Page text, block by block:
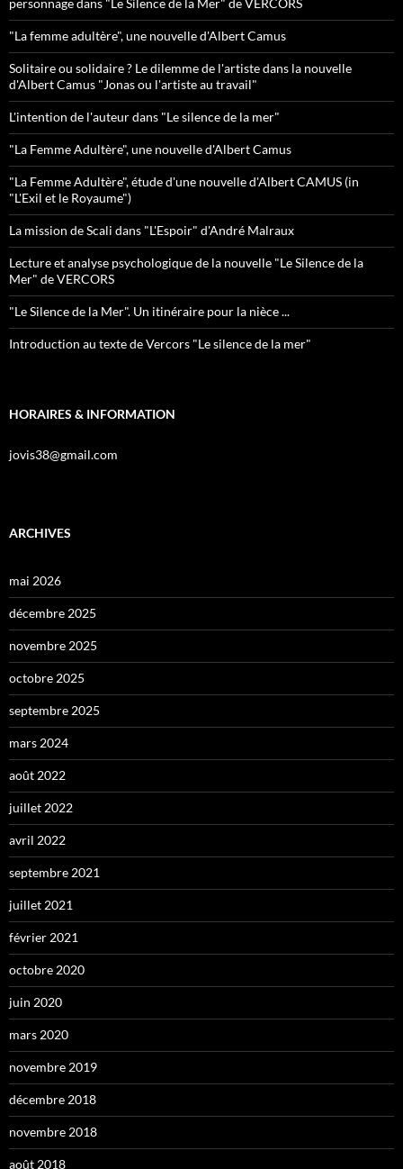
personnage dans "Le Silence de la Mer" de VERCORS
"La femme adultère", une nouvelle d'Albert Camus
Solitaire ou solidaire ? Le dilemme de l'artiste dans la nouvelle
d'Albert Camus "Jonas ou l'artiste au travail"
L'intention de l'auteur dans "Le silence de la mer"
"La Femme Adultère", une nouvelle d'Albert Camus
"La Femme Adultère", étude d'une nouvelle d'Albert CAMUS (in
"L'Exil et le Royaume")
La mission de Scali dans "L'Espoir" d'André Malraux
Lecture et analyse psychologique de la nouvelle "Le Silence de la
Mer" de VERCORS
"Le Silence de la Mer". Un itinéraire pour la nièce ...
Introduction au texte de Vercors "Le silence de la mer"
HORAIRES & INFORMATION
jovis38@gmail.com
ARCHIVES
mai 2026
décembre 2025
novembre 2025
octobre 2025
septembre 2025
mars 2024
août 2022
juillet 2022
avril 2022
septembre 2021
juillet 2021
février 2021
octobre 2020
juin 2020
mars 2020
novembre 2019
décembre 2018
novembre 2018
août 2018